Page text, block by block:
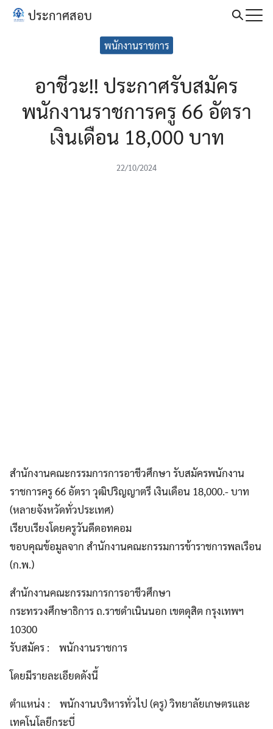
Skip
ประกาศสอบ
พนักงานราชการ
อาชีวะ!! ประกาศรับสมัคร
พนักงานราชการครู 66 อัตรา
เงินเดือน 18,000 บาท
22/10/2024
สำนักงานคณะกรรมการการอาชีวศึกษา รับสมัครพนักงาน
ราชการครู 66 อัตรา วุฒิปริญญาตรี เงินเดือน 18,000.- บาท
(หลายจังหวัดทั่วประเทศ)
เรียบเรียงโดยครูวันดีดอทคอม
ขอบคุณข้อมูลจาก สำนักงานคณะกรรมการข้าราชการพลเรือน
(ก.พ.)
สำนักงานคณะกรรมการการอาชีวศึกษา
กระทรวงศึกษาธิการ ถ.ราชดำเนินนอก เขตดุสิต กรุงเทพฯ
10300
รับสมัคร : พนักงานราชการ
โดยมีรายละเอียดดังนี้
ตำแหน่ง : พนักงานบริหารทั่วไป (ครู) วิทยาลัยเกษตรและ
เทคโนโลยีกระบี่